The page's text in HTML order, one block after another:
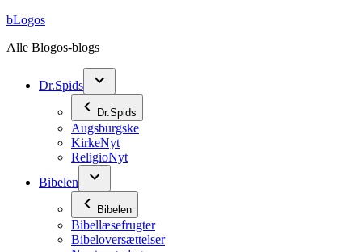
Videre
indhold
bLogos
Alle Blogos-blogs
Dr.Spids
Dr.Spids
Augsburgske
KirkeNyt
ReligioNyt
Bibelen
Bibelen
Bibellæsefrugter
Bibeloversættelser